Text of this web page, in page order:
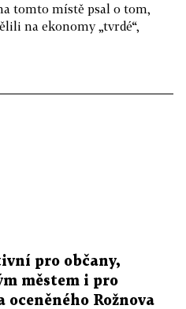
tomto místě psal o tom,
na ekonomy „tvrdé“,
pro občany,
městem i pro
oceněného Rožnova